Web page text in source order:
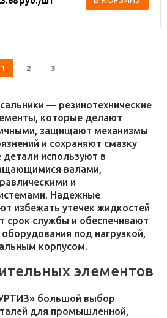
1 2 3
— резинотехнические
которые делают
защищают механизмы
и сохраняют смазку
детали используют в
валами,
и
Надежные
избежать утечек жидкостей
срок службы и обеспечивают
под нагрузкой,
корпусом.
элементов
большой выбор
для промышленной,